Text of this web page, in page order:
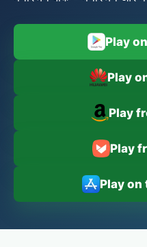
Play
Play
Play
Play
Play on